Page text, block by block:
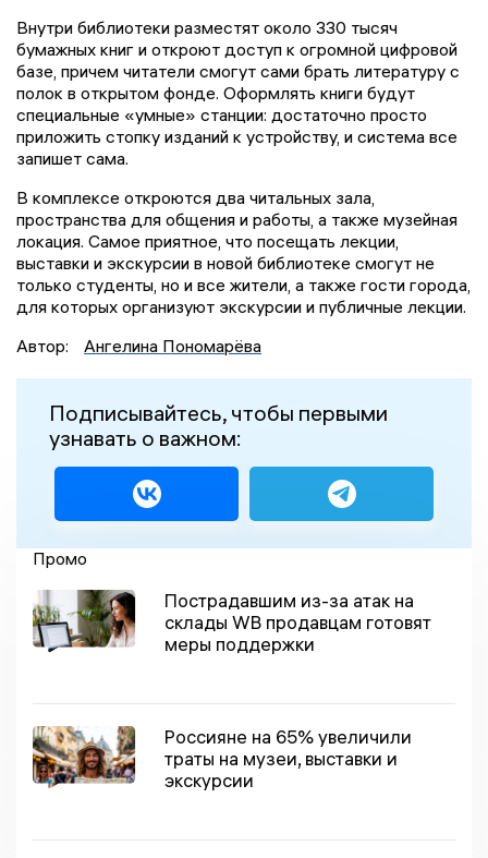
Внутри библиотеки разместят около 330 тысяч
бумажных книг и откроют доступ к огромной цифровой
базе, причем читатели смогут сами брать литературу с
полок в открытом фонде. Оформлять книги будут
специальные «умные» станции: достаточно просто
приложить стопку изданий к устройству, и система все
запишет сама.
В комплексе откроются два читальных зала,
пространства для общения и работы, а также музейная
локация. Самое приятное, что посещать лекции,
выставки и экскурсии в новой библиотеке смогут не
только студенты, но и все жители, а также гости города,
для которых организуют экскурсии и публичные лекции.
Автор:
Ангелина Пономарёва
Подписывайтесь, чтобы первыми
узнавать о важном:
Промо
Пострадавшим из-за атак на
склады WB продавцам готовят
меры поддержки
Россияне на 65% увеличили
траты на музеи, выставки и
экскурсии